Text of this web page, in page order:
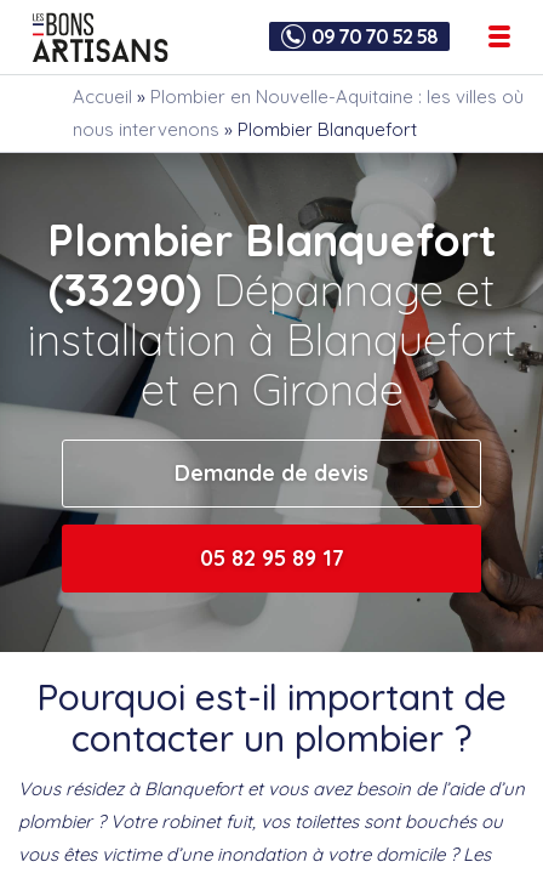
09 70 70 52 58
Accueil » Plombier en Nouvelle-Aquitaine : les villes où
nous intervenons » Plombier Blanquefort
Plombier Blanquefort
(33290) Dépannage et
installation à Blanquefort
et en Gironde
Demande de devis
05 82 95 89 17
Pourquoi est-il important de
contacter un plombier ?
Vous résidez à Blanquefort et vous avez besoin de l’aide d’un
plombier ? Votre robinet fuit, vos toilettes sont bouchés ou
vous êtes victime d’une inondation à votre domicile ? Les